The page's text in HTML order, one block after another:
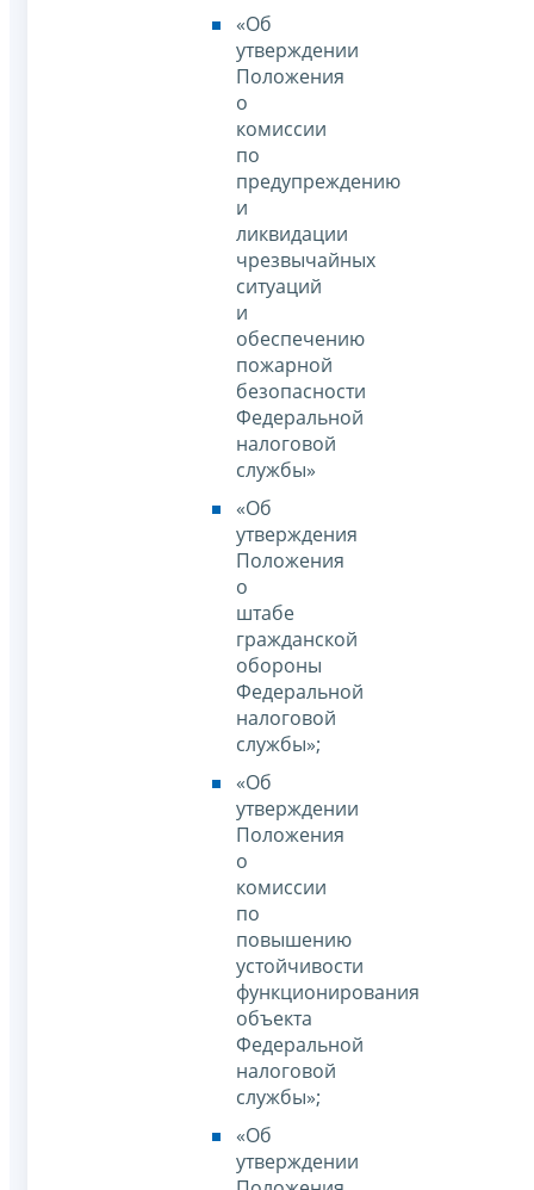
«Об
утверждении
Положения
о
комиссии
по
предупреждению
и
ликвидации
чрезвычайных
ситуаций
и
обеспечению
пожарной
безопасности
Федеральной
налоговой
службы»
«Об
утверждения
Положения
о
штабе
гражданской
обороны
Федеральной
налоговой
службы»;
«Об
утверждении
Положения
о
комиссии
по
повышению
устойчивости
функционирования
объекта
Федеральной
налоговой
службы»;
«Об
утверждении